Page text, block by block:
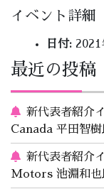
イベント詳細
日付:
最近の投稿
新代表者紹介
Canada 平田智樹
新代表者紹介
Motors 池淵和也